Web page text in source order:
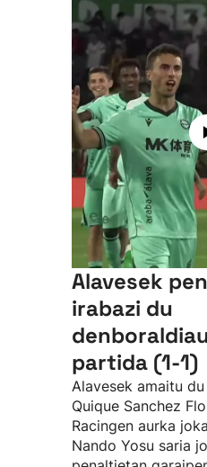
Alavesek
irabazi du
partida (1-1)
Alavesek amaitu
Quique Sanchez
Racingen aurka
Nando Yosu saria